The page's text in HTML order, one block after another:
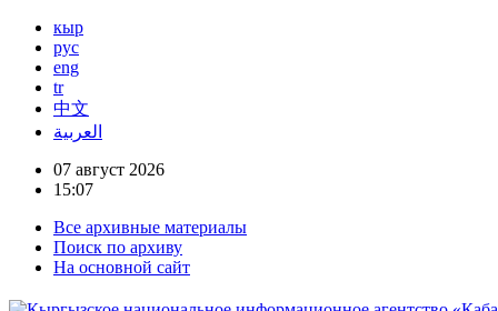
кыр
рус
eng
tr
中文
العربية
07 август 2026
15:07
Все архивные материалы
Поиск по архиву
На основной сайт